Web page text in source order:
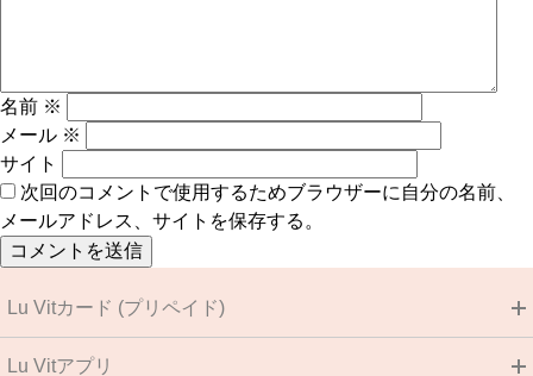
名前 ※
メール ※
サイト
次回のコメントで使用するためブラウザーに自分の名前、
メールアドレス、サイトを保存する。
Lu Vitカード (プリペイド)
Lu Vitアプリ